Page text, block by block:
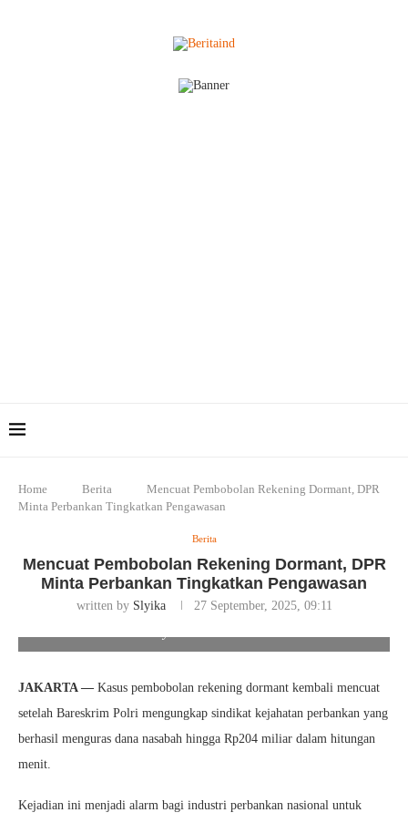
Home Berita
Mencuat Pembobolan Rekening Dormant, DPR
Minta Perbankan Tingkatkan Pengawasan
Berita
Mencuat Pembobolan Rekening Dormant, DPR
Minta Perbankan Tingkatkan Pengawasan
written by Slyika
27 September, 2025, 09:11
JAKARTA — Kasus pembobolan rekening dormant kembali mencuat
setelah Bareskrim Polri mengungkap sindikat kejahatan perbankan yang
berhasil menguras dana nasabah hingga Rp204 miliar dalam hitungan
menit.
Kejadian ini menjadi alarm bagi industri perbankan nasional untuk